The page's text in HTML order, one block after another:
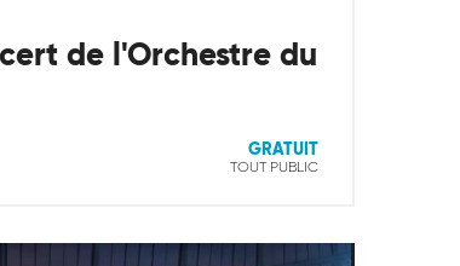
de l'Orchestre du
GRATUIT
TOUT PUBLIC